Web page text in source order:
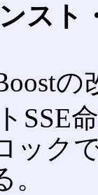
スト
の
SSE
ック